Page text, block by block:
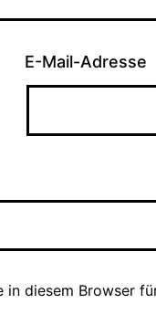
E-Mail-Adresse
in diesem Browser